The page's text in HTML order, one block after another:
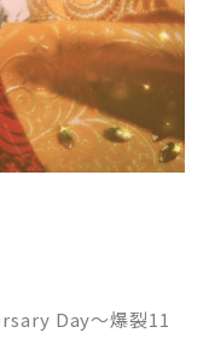
Day〜爆裂11